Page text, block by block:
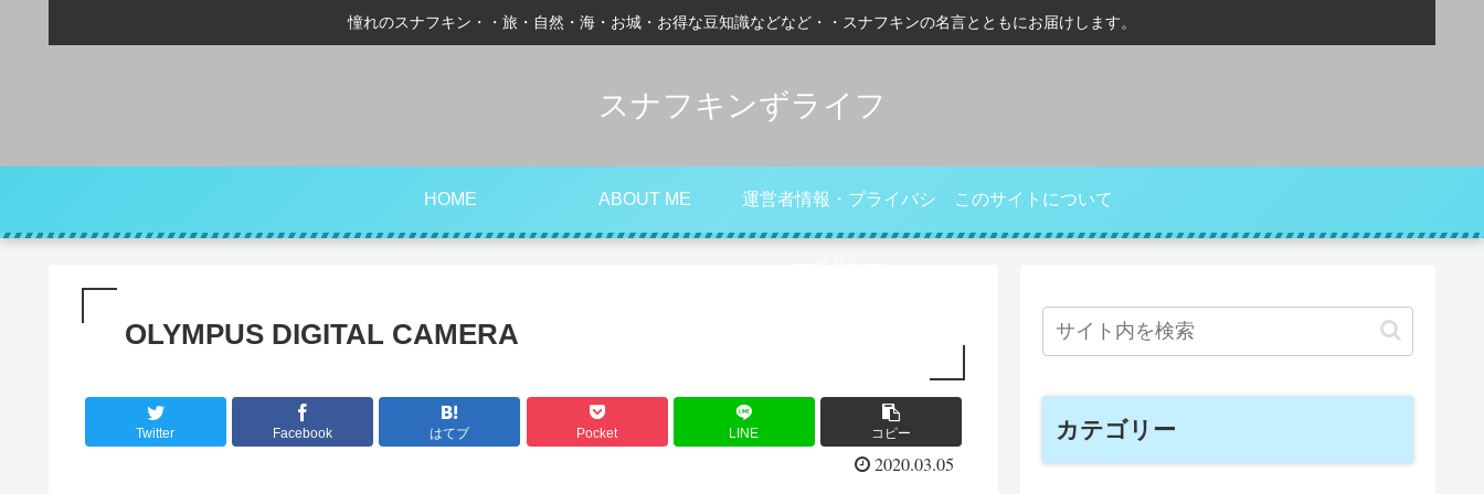
憧れのスナフキン・・旅・自然・海・お城・お得な豆知識などなど・・スナフキンの名言とともにお届けします。
スナフキンずライフ
HOME ABOUT ME 運営者情報・プライバシ このサイトについて
OLYMPUS DIGITAL CAMERA
Twitter Facebook はてブ Pocket LINE コピー
2020.03.05
カテゴリー